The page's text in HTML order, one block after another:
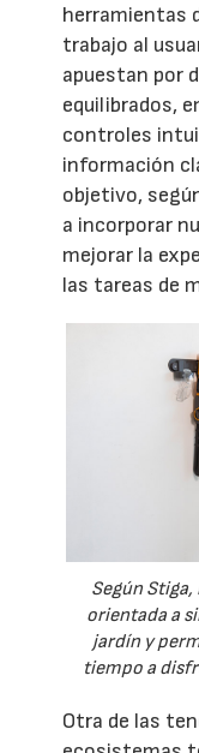
herramientas
trabajo al
apuestan por
equilibrados,
controles
información
objetivo,
a incorporar
mejorar la
las tareas de
Según
orientada a
jardín y
tiempo a
Otra de las